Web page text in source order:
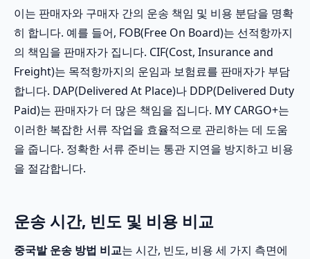
이는 판매자와 구매자 간의 운송 책임 및 비용 분담을 명확
히 합니다. 예를 들어, FOB(Free On Board)는 선적항까지
의 책임을 판매자가 집니다. CIF(Cost, Insurance and
Freight)는 목적항까지의 운임과 보험료를 판매자가 부담
합니다. DAP(Delivered At Place)나 DDP(Delivered Duty
Paid)는 판매자가 더 많은 책임을 집니다. MY CARGO+는
이러한 복잡한 서류 작업을 효율적으로 관리하는 데 도움
을 줍니다. 정확한 서류 준비는 통관 지연을 방지하고 비용
을 절감합니다.
운송 시간, 빈도 및 비용 비교
중국발 운송 방법 비교는 시간, 빈도, 비용 세 가지 측면에